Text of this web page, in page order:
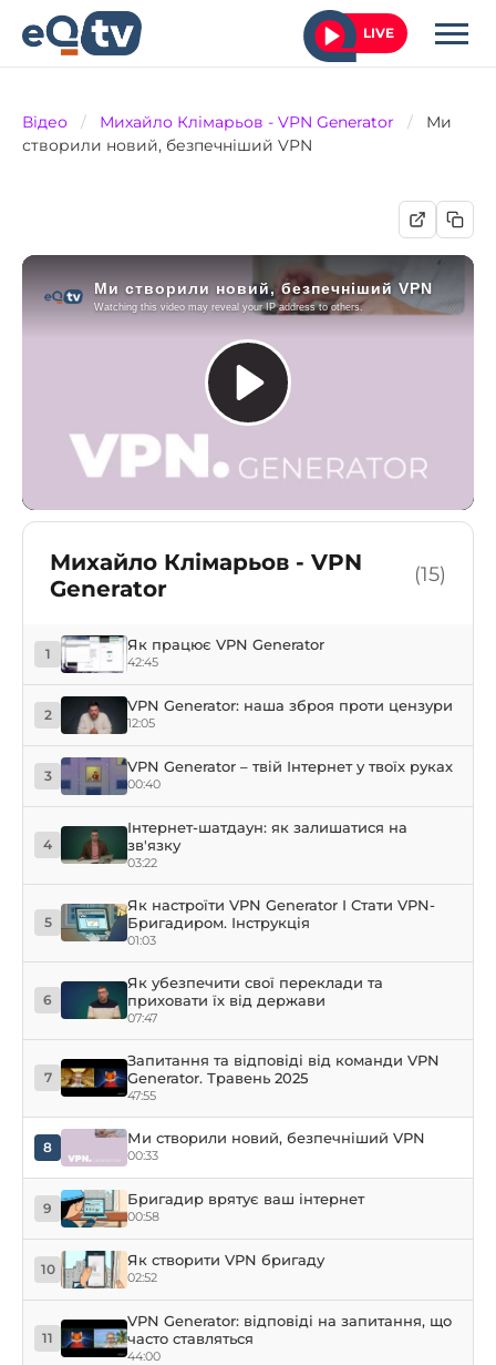
LIVE
Відео / Михайло Клімарьов - VPN Generator /
Ми
створили новий, безпечніший VPN
Михайло Клімарьов - VPN
Generator
(15)
1 Як працює VPN Generator
42:45
2 VPN Generator: наша зброя проти цензури
12:05
3 VPN Generator – твій Інтернет у твоїх руках
00:40
4
Інтернет-шатдаун: як залишатися на
зв'язку
03:22
5
Як настроїти VPN Generator І Стати VPN-
Бригадиром. Інструкція
01:03
6
Як убезпечити свої переклади та
приховати їх від держави
07:47
7
Запитання та відповіді від команди VPN
Generator. Травень 2025
47:55
8 Ми створили новий, безпечніший VPN
00:33
9 Бригадир врятує ваш інтернет
00:58
10 Як створити VPN бригаду
02:52
11
VPN Generator: відповіді на запитання, що
часто ставляться
44:00